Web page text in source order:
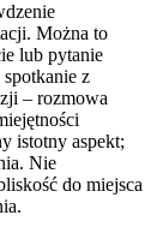
Można to
lub pytanie
z
– rozmowa
istotny aspekt;
Nie
do miejsca